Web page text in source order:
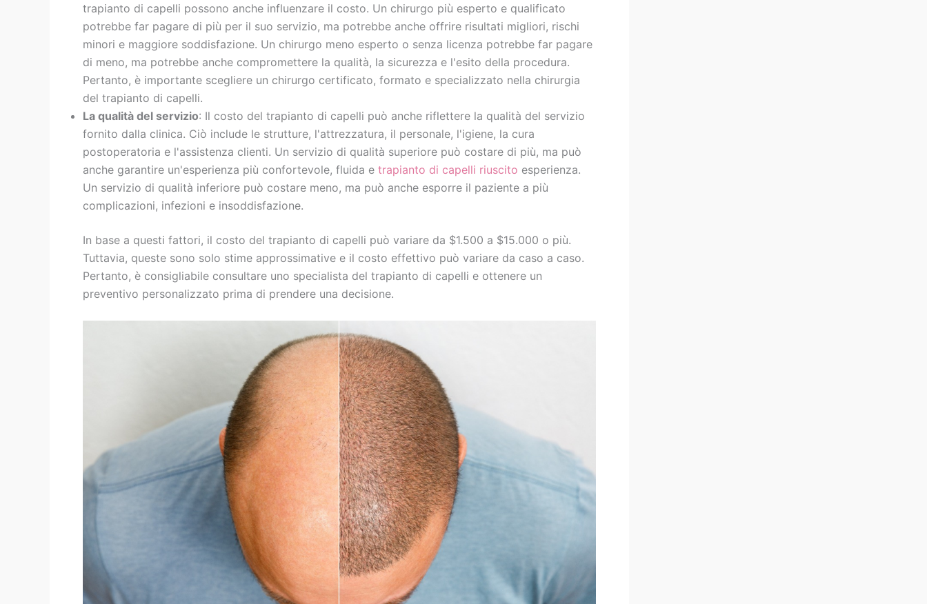
trapianto di capelli possono anche influenzare il costo. Un chirurgo più esperto e qualificato
potrebbe far pagare di più per il suo servizio, ma potrebbe anche offrire risultati migliori, rischi
minori e maggiore soddisfazione. Un chirurgo meno esperto o senza licenza potrebbe far pagare
di meno, ma potrebbe anche compromettere la qualità, la sicurezza e l'esito della procedura.
Pertanto, è importante scegliere un chirurgo certificato, formato e specializzato nella chirurgia
del trapianto di capelli.
La qualità del servizio: Il costo del trapianto di capelli può anche riflettere la qualità del servizio
fornito dalla clinica. Ciò include le strutture, l'attrezzatura, il personale, l'igiene, la cura
postoperatoria e l'assistenza clienti. Un servizio di qualità superiore può costare di più, ma può
anche garantire un'esperienza più confortevole, fluida e trapianto di capelli riuscito esperienza.
Un servizio di qualità inferiore può costare meno, ma può anche esporre il paziente a più
complicazioni, infezioni e insoddisfazione.
In base a questi fattori, il costo del trapianto di capelli può variare da $1.500 a $15.000 o più.
Tuttavia, queste sono solo stime approssimative e il costo effettivo può variare da caso a caso.
Pertanto, è consigliabile consultare uno specialista del trapianto di capelli e ottenere un
preventivo personalizzato prima di prendere una decisione.